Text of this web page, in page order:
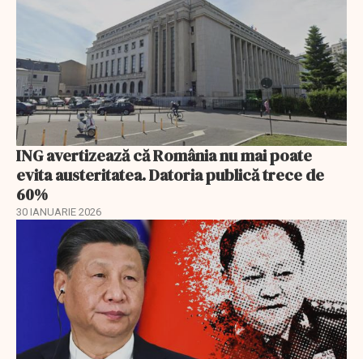
ING avertizează că România nu mai poate
evita austeritatea. Datoria publică trece de
60%
30 IANUARIE 2026